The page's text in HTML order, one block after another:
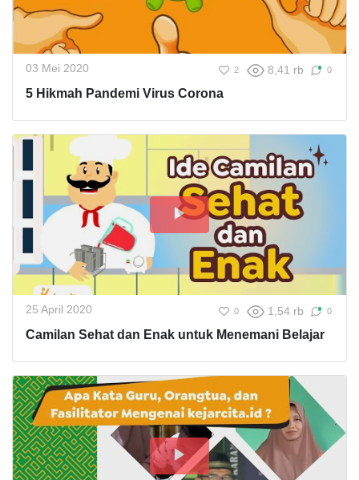
03 Mei 2020 2 8,41 rb 0
5 Hikmah Pandemi Virus Corona
25 April 2020 0 1,54 rb 0
Camilan Sehat dan Enak untuk Menemani Belajar